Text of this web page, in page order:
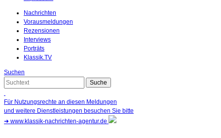
Nachrichten
Vorausmeldungen
Rezensionen
Interviews
Porträts
Klassik.TV
Suchen
Für Nutzungsrechte an diesen Meldungen
und weitere Dienstleistungen besuchen Sie bitte
➜ www.klassik-nachrichten-agentur.de